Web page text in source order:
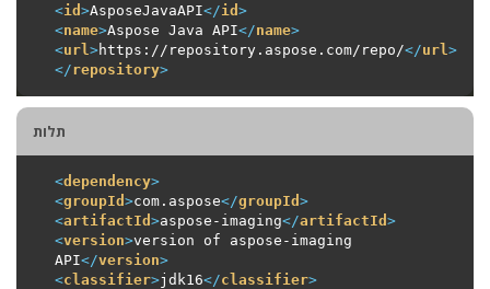
<id >AsposeJavaAPI</id >
<name>Aspose Java API</name>
<url >https://repository.aspose.com/repo/</url >
</repository>
תלות
<dependency>
<groupId >com.aspose</groupId >
<artifactId >aspose-imaging</artifactId >
<version>version of aspose-imaging
API</version>
<classifier>jdk16</classifier>